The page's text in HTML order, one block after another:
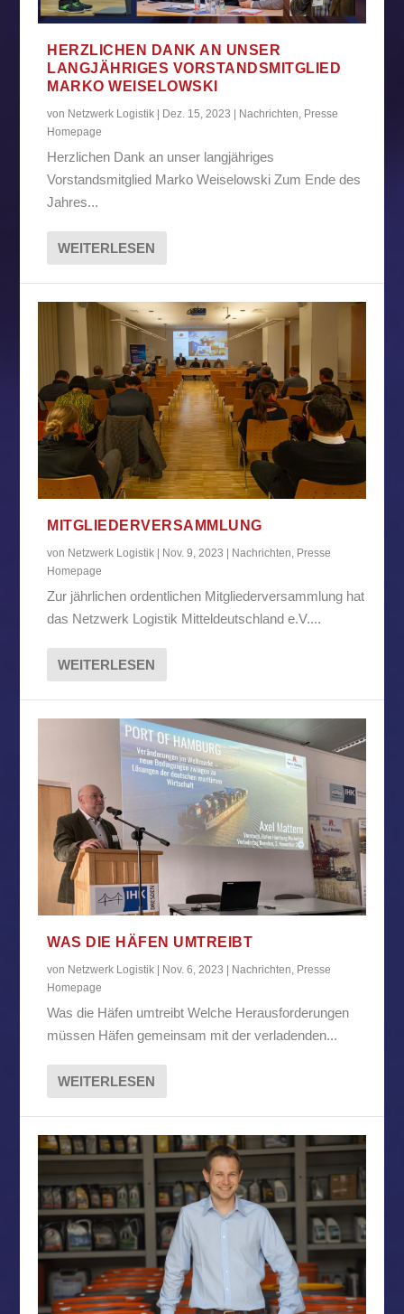
HERZLICHEN DANK AN UNSER
LANGJÄHRIGES VORSTANDSMITGLIED
MARKO WEISELOWSKI
von Netzwerk Logistik Dez. 15, 2023 Nachrichten, Presse
Homepage
Herzlichen Dank an unser langjähriges
Vorstandsmitglied Marko Weiselowski Zum Ende des
Jahres...
WEITERLESEN
MITGLIEDERVERSAMMLUNG
von Netzwerk Logistik | Nov. 9, 2023 | Nachrichten Presse
Homepage
Zur jährlichen ordentlichen Mitgliederversammlung hat
das Netzwerk Logistik Mitteldeutschland e.V....
WEITERLESEN
WAS DIE HÄFEN UMTREIBT
von Netzwerk Logistik | Nov. 6, 2023 | Nachrichten Presse
Homepage
Was die Häfen umtreibt Welche Herausforderungen
müssen Häfen gemeinsam mit der verladenden...
WEITERLESEN